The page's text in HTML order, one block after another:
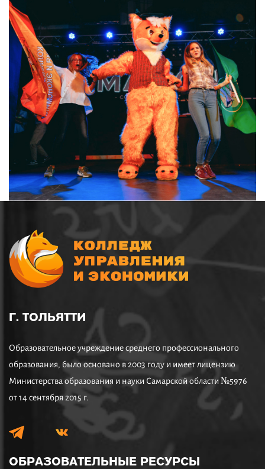
Г. ТОЛЬЯТТИ
Образовательное учреждение среднего профессионального
образования, было основано в 2003 году и имеет лицензию
Министерства образования и науки Самарской области №5976
от 14 сентября 2015 г.
ОБРАЗОВАТЕЛЬНЫЕ РЕСУРСЫ